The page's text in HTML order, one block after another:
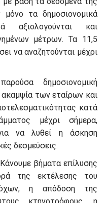
τα δημοσιονομικά
αξιολογούνται και
μέτρων. Τα 11,5
να αναζητούνται μέχρι
δημοσιονομική
των εταίρων και
κατά
μέχρι σήμερα,
να λυθεί η άσκηση
δεσμεύσεις.
βήματα επίλυσης
της εκτέλεσης του
η απόδοση της